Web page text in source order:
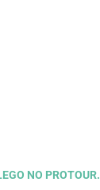
NO PROTOUR.